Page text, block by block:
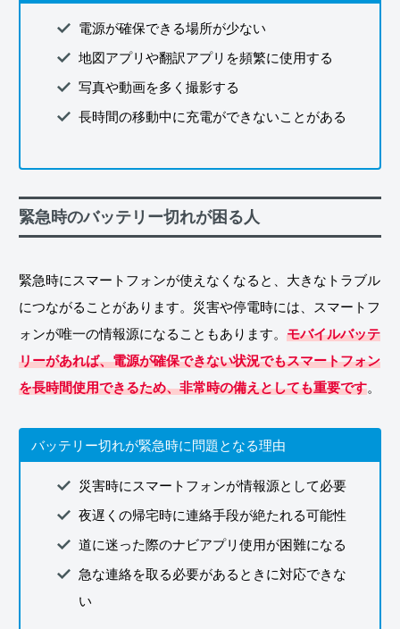
電源が確保できる場所が少ない
地図アプリや翻訳アプリを頻繁に使用する
写真や動画を多く撮影する
長時間の移動中に充電ができないことがある
緊急時のバッテリー切れが困る人
緊急時にスマートフォンが使えなくなると、大きなトラブル
につながることがあります。災害や停電時には、スマートフ
ォンが唯一の情報源になることもあります。 モバイルバッテ
リーがあれば、電源が確保できない状況でもスマートフォン
を長時間使用できるため、非常時の備えとしても重要です。
バッテリー切れが緊急時に問題となる理由
災害時にスマートフォンが情報源として必要
夜遅くの帰宅時に連絡手段が絶たれる可能性
道に迷った際のナビアプリ使用が困難になる
急な連絡を取る必要があるときに対応できな
い